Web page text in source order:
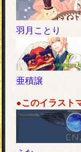
羽月ことり
亜積譲
●このイラスト